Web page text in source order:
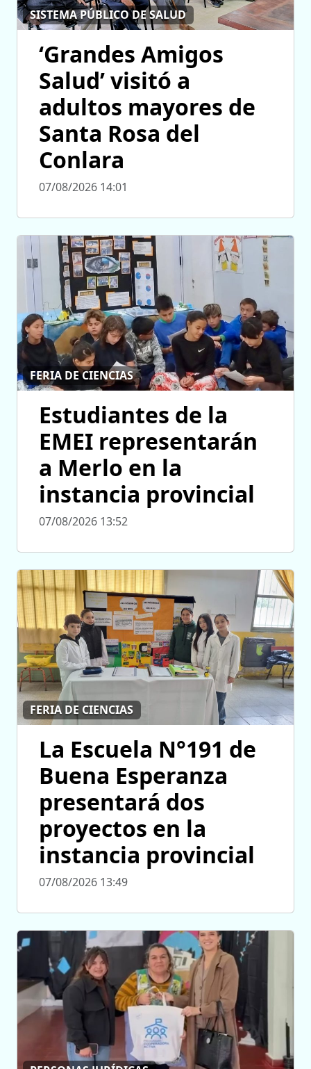
SISTEMA PÚBLICO DE SALUD
‘Grandes Amigos
Salud’ visitó a
adultos mayores de
Santa Rosa del
Conlara
07/08/2026 14:01
FERIA DE CIENCIAS
Estudiantes de la
EMEI representarán
a Merlo en la
instancia provincial
07/08/2026 13:52
FERIA DE CIENCIAS
La Escuela N°191 de
Buena Esperanza
presentará dos
proyectos en la
instancia provincial
07/08/2026 13:49